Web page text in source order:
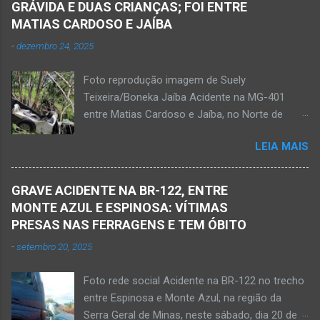
ao bar portando uma faca. Ao aproximar do
foi se defender e conseguiu desarmar o
desferiu golpes fatais na vítima. Antônio Simas
de Oliveira, de 61 anos, morreu no local.
Equipes da Polícia Militar, da perícia da Polícia
a constatação de quatro perfurações na região
torácica, além de ferimentos na face e sinais
de trauma na vítima. O autor desse
assassinato foi preso pela Políci...
GRÁVIDA E DUAS CRIANÇAS; FOI ENTRE
MATIAS CARDOSO E JAÍBA
-dezembro 24, 2025
Foto reprodução imagem de Suely
Teixeira/Boneka Jaíba Acidente na MG-401
entre Matias Cardoso e Jaíba, no Norte de
de 2025. JAÍBA (por Oliveira Júnior) – Grave
acidente na rodovia Prefeito Osvaldo Bandeira,
a MG-401, na manhã desta quarta-feira, dia 24
de dezembro. Uma mulher morreu e sete
pessoas ficaram feridas nesse acidente no
camionete saiu da pista e bateu numa árvore.
as informações acerca desse acidente. A 3ª
Delegacia Regional da Polícia Civil de Janaúba
LEIA MAIS
GRAVE ACIDENTE NA BR-122, ENTRE
MONTE AZUL E ESPINOSA: VÍTIMAS
PRESAS NAS FERRAGENS E TEM ÓBITO
-setembro 20, 2025
Foto rede social Acidente na BR-122 no trecho
entre Espinosa e Monte Azul, na região da
Serra Geral de Minas, neste sábado, dia 20 de